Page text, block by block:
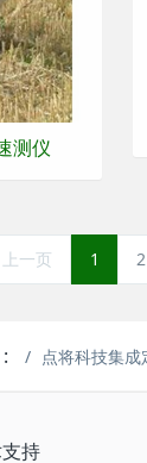
测仪
上一页 1 2
点将科技集成
持